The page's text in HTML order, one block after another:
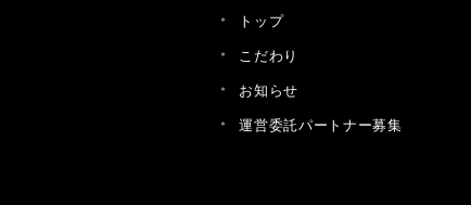
トップ
こだわり
お知らせ
運営委託パートナー募集